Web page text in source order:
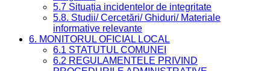
5.7 Situația incidentelor de integritate
5.8. Studii/ Cercetări/ Ghiduri/ Materiale
informative relevante
6. MONITORUL OFICIAL LOCAL
6.1 STATUTUL COMUNEI
6.2 REGULAMENTELE PRIVIND